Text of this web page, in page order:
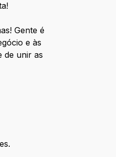
Gente é
e às
de unir as